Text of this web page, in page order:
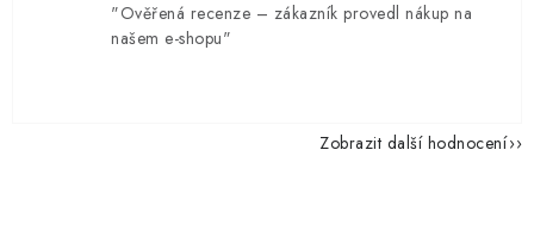
"Ověřená recenze – zákazník provedl nákup na
našem e-shopu"
Zobrazit další hodnocení